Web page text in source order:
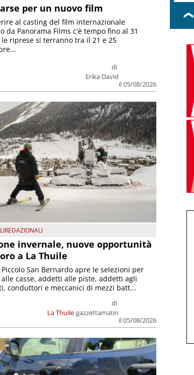
per un nuovo film
di
Erika David
il 05/08/2026
al casting del film internazionale
da Panorama Films c'è tempo fino al 31
le riprese si terranno tra il 21 e 25
invernale, nuove opportunità
a La Thuile
La Thuile
di
gazzettamatin
il 05/08/2026
Piccolo San Bernardo apre le selezioni per
casse, addetti alle piste, addetti agli
conduttori e meccanici di mezzi batt...
❮